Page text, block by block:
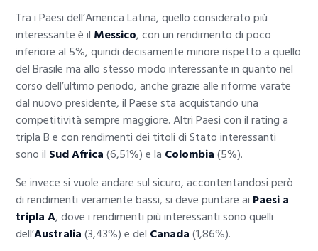
Tra i Paesi dell’America Latina, quello considerato più
interessante è il Messico, con un rendimento di poco
inferiore al 5%, quindi decisamente minore rispetto a quello
del Brasile ma allo stesso modo interessante in quanto nel
corso dell’ultimo periodo, anche grazie alle riforme varate
dal nuovo presidente, il Paese sta acquistando una
competitività sempre maggiore. Altri Paesi con il rating a
tripla B e con rendimenti dei titoli di Stato interessanti
sono il Sud Africa(6,51%) e la Colombia(5%).
Se invece si vuole andare sul sicuro, accontentandosi però
di rendimenti veramente bassi, si deve puntare ai Paesi a
tripla A, dove i rendimenti più interessanti sono quelli
dell’Australia(3,43%) e del Canada(1,86%).